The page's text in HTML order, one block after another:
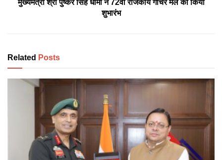
मुख्यमंत्री श्री पुष्कर सिंह धामी ने 72वॉं राजकीय गौचर मेले का किया
शुभारंभ
Related Posts